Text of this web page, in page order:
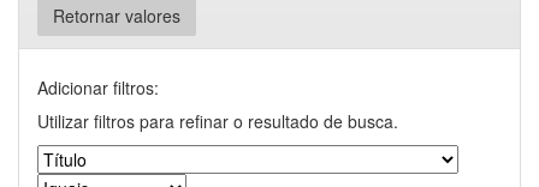
Retornar valores
Adicionar filtros:
Utilizar filtros para refinar o resultado de busca.